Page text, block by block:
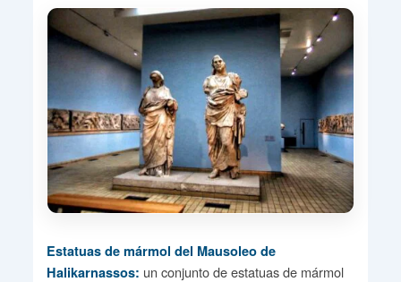
Estatuas de mármol del Mausoleo de
Halikarnassos: un conjunto de estatuas de mármol